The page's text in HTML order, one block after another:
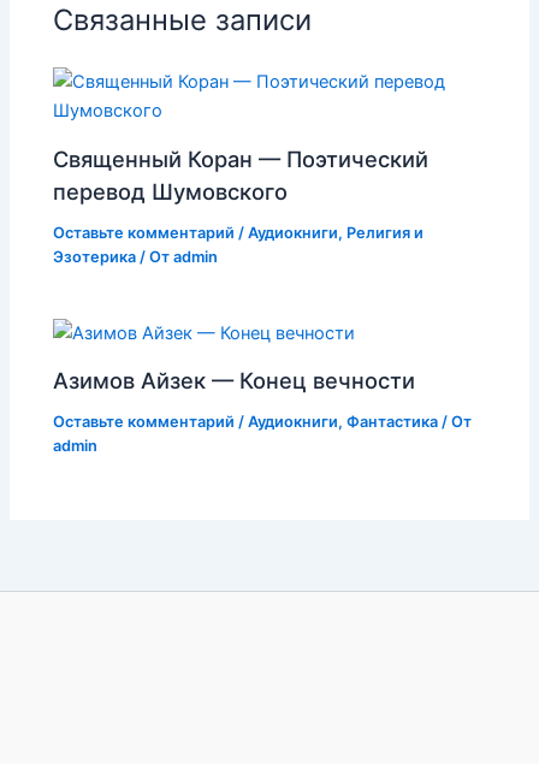
Связанные записи
Священный Коран — Поэтический
перевод Шумовского
Оставьте комментарий /Аудиокниги, Религия и
Эзотерика / Отadmin
Азимов Айзек — Конец вечности
Оставьте комментарий /Аудиокниги,Фантастика / От
admin